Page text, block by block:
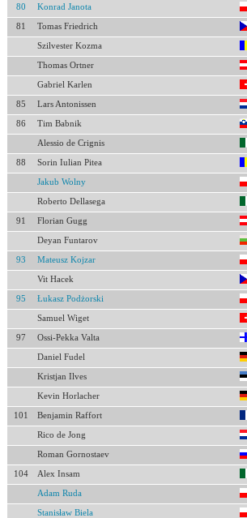
80 Konrad Janota
81 Tomas Friedrich
Szilvester Kozma
Thomas Ortner
Gabriel Karlen
85 Lars Antonissen
86 Tim Babnik
Alessio de Crignis
88 Sorin Iulian Pitea
Jakub Wolny
Roberto Dellasega
91 Florian Gugg
Deyan Funtarov
93 Mateusz Kojzar
Vit Hacek
95 Łukasz Podżorski
Samuel Wiget
97 Ossi-Pekka Valta
Daniel Fudel
Kristjan Ilves
Kevin Horlacher
101 Benjamin Raffort
Rico de Jong
Roman Gornostaev
104 Alex Insam
Adam Ruda
Stanisław Biela